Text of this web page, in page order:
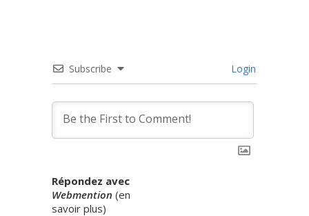
Subscribe Login
Répondez avec
Webmention (en
savoir plus)